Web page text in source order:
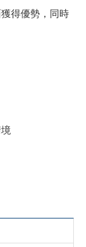
得優勢，同時